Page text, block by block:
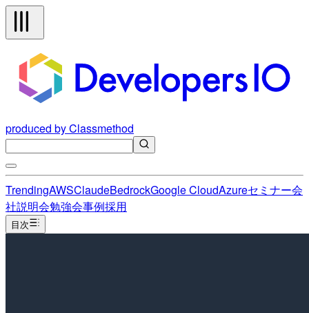
produced by Classmethod
TrendingAWSClaudeBedrockGoogle CloudAzureセミナー会
社説明会勉強会事例採用
目次